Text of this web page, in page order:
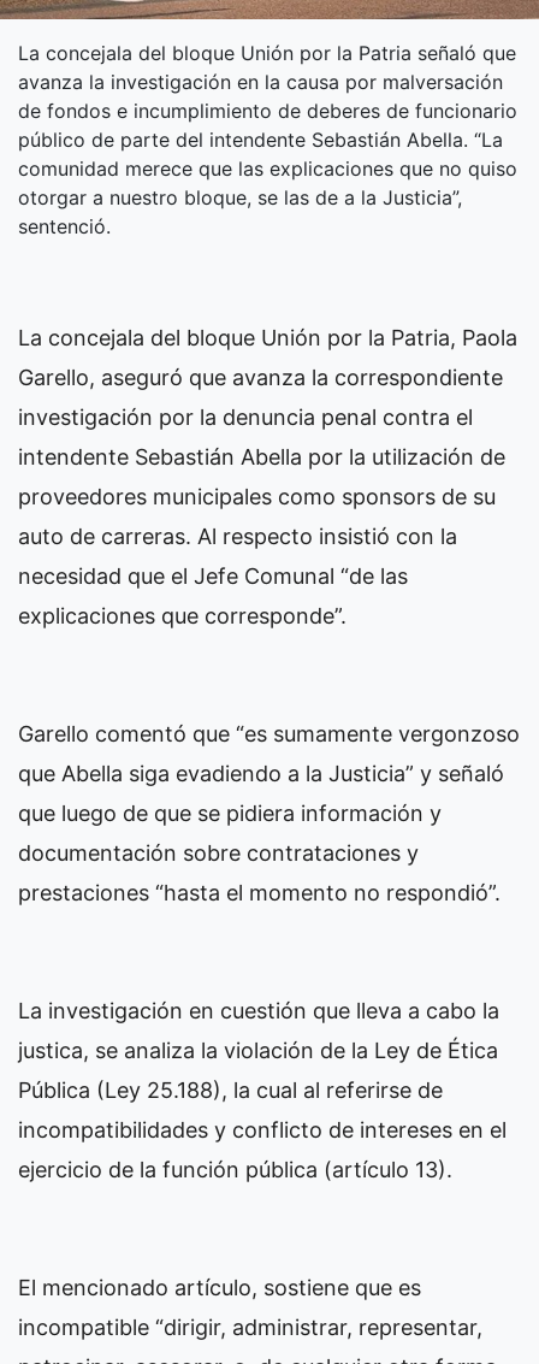
La concejala del bloque Unión por la Patria señaló que
avanza la investigación en la causa por malversación
de fondos e incumplimiento de deberes de funcionario
público de parte del intendente Sebastián Abella. “La
comunidad merece que las explicaciones que no quiso
otorgar a nuestro bloque, se las de a la Justicia”,
sentenció.
La concejala del bloque Unión por la Patria, Paola
Garello, aseguró que avanza la correspondiente
investigación por la denuncia penal contra el
intendente Sebastián Abella por la utilización de
proveedores municipales como sponsors de su
auto de carreras. Al respecto insistió con la
necesidad que el Jefe Comunal “de las
explicaciones que corresponde”.
Garello comentó que “es sumamente vergonzoso
que Abella siga evadiendo a la Justicia” y señaló
que luego de que se pidiera información y
documentación sobre contrataciones y
prestaciones “hasta el momento no respondió”.
La investigación en cuestión que lleva a cabo la
justica, se analiza la violación de la Ley de Ética
Pública (Ley 25.188), la cual al referirse de
incompatibilidades y conflicto de intereses en el
ejercicio de la función pública (artículo 13).
El mencionado artículo, sostiene que es
incompatible “dirigir, administrar, representar,